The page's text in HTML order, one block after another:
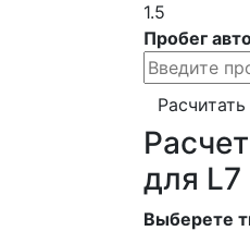
1.5
Пробег
для L7
Выберете